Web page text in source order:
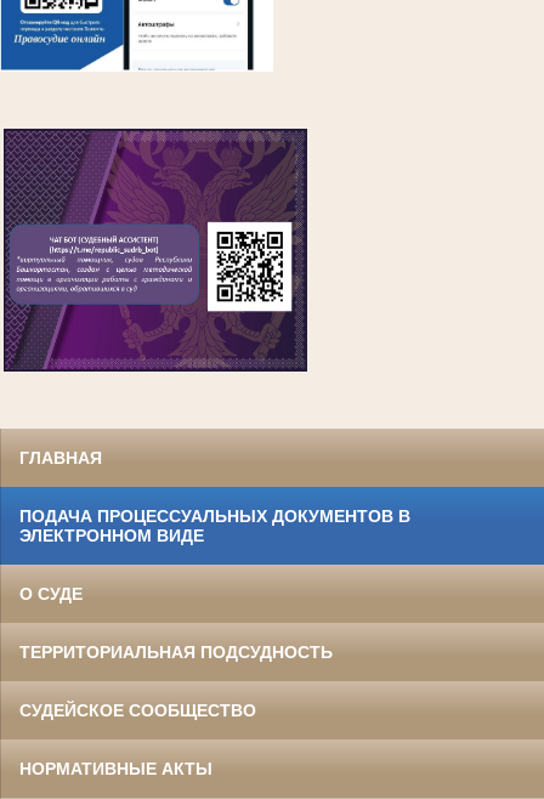
ГЛАВНАЯ
ПОДАЧА ПРОЦЕССУАЛЬНЫХ ДОКУМЕНТОВ В
ЭЛЕКТРОННОМ ВИДЕ
О СУДЕ
ТЕРРИТОРИАЛЬНАЯ ПОДСУДНОСТЬ
СУДЕЙСКОЕ СООБЩЕСТВО
НОРМАТИВНЫЕ АКТЫ